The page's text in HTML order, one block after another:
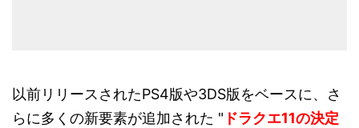
以前リリースされたPS4版や3DS版をベースに、さ
らに多くの新要素が追加された " ドラクエ11の決定